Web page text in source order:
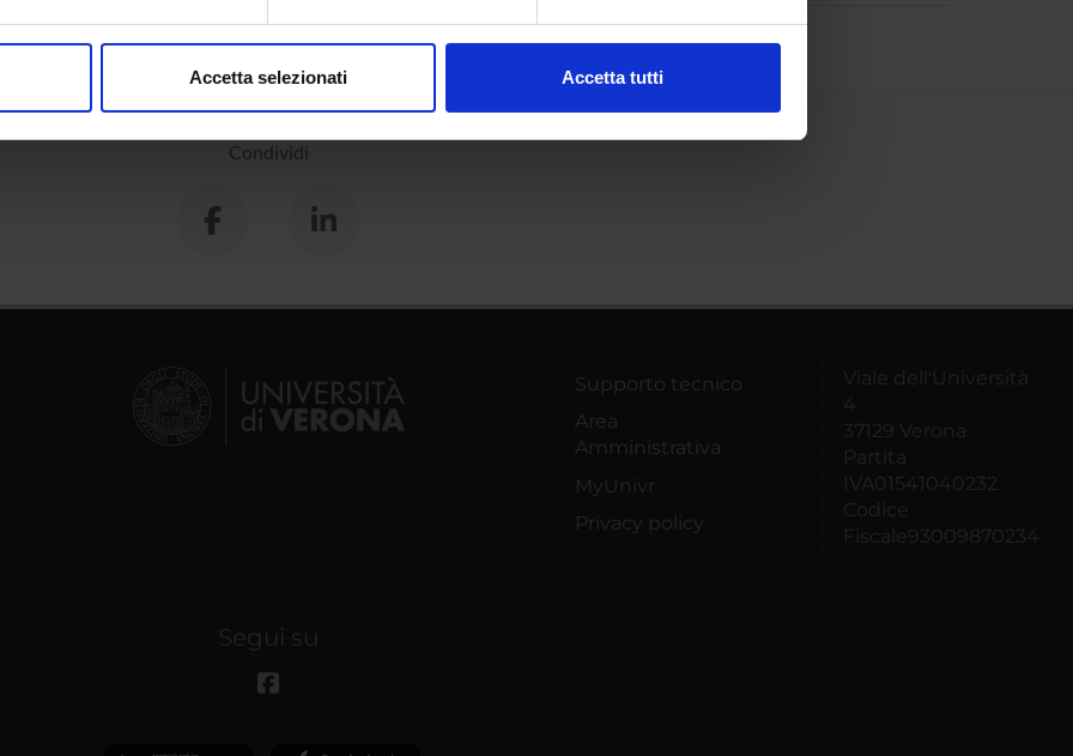
in qualsiasi momento dalla Dichiarazione sui cookie.
e social media, i quali potrebbero combinarle con altre informazioni che hai fornito loro o
Accetta selezionati Accetta tutti
Condividi
Supporto tecnico
Area
Amministrativa
MyUnivr
Privacy policy
Viale dell'Università
4
37129 Verona
Partita
IVA01541040232
Codice
Fiscale93009870234
Segui su